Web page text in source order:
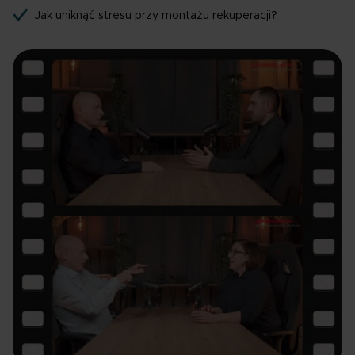
Jak uniknąć stresu przy montażu rekuperacji?